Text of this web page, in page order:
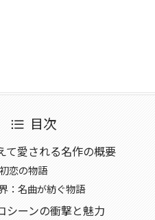
目次
て愛される名作の概要
恋の物語
：名曲が紡ぐ物語
シーンの衝撃と魅力